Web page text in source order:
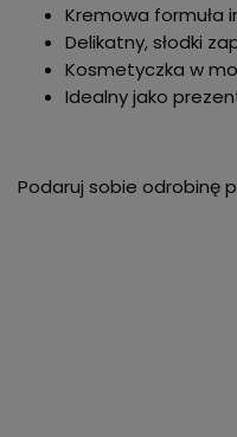
Kremowa formuła
Delikatny, słodki
Kosmetyczka w
Idealny jako
Podaruj sobie odrobinę